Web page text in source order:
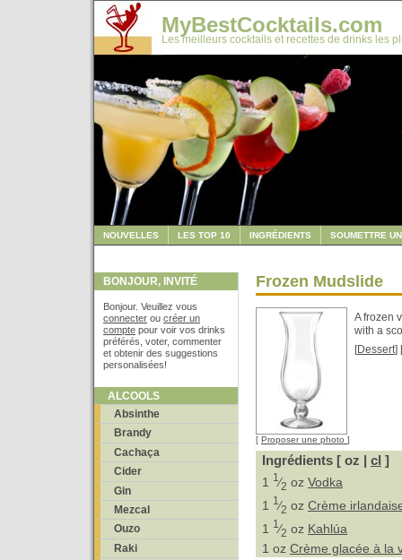
MyBestCocktails.com
Les meilleurs cocktails et recettes de drinks les
NOUVELLES LES TOP 10 INGRÉDIENTS SOUMETTRE
BONJOUR, INVITÉ
Bonjour. Veuillez vous
connecter ou créer un
compte pour voir vos drinks
préférés, voter, commenter
et obtenir des suggestions
personalisées!
ALCOOLS
Absinthe
Brandy
Cachaça
Cider
Gin
Mezcal
Ouzo
Raki
Frozen Mudslide
[ Proposer une photo ]
A frozen
with a
[Dessert] [
Ingrédients [ oz | cl ]
1 1 ⁄2 oz Vodka
1
1 ⁄2 oz Crème
1
1 ⁄2 oz Kahlúa
1 oz Crème glacée à la